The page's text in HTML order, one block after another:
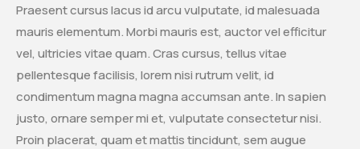
Praesent cursus lacus id arcu vulputate, id malesuada
mauris elementum. Morbi mauris est, auctor vel efficitur
vel, ultricies vitae quam. Cras cursus, tellus vitae
pellentesque facilisis, lorem nisi rutrum velit, id
condimentum magna magna accumsan ante. In sapien
justo, ornare semper mi et, vulputate consectetur nisi.
Proin placerat, quam et mattis tincidunt, sem augue